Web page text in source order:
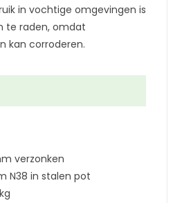
in vochtige omgevingen is
te raden, omdat
kan corroderen.
verzonken
N38 in stalen pot